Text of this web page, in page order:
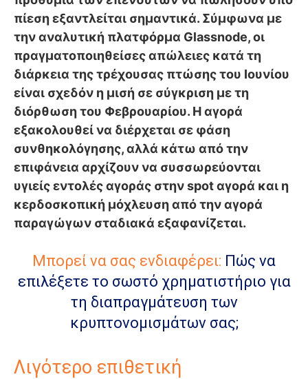
πίεση εξαντλείται σημαντικά. Σύμφωνα με
την αναλυτική πλατφόρμα Glassnode, οι
πραγματοποιηθείσες απώλειες κατά τη
διάρκεια της τρέχουσας πτώσης του Ιουνίου
είναι σχεδόν η μισή σε σύγκριση με τη
διόρθωση του Φεβρουαρίου. Η αγορά
εξακολουθεί να διέρχεται σε φάση
συνθηκολόγησης, αλλά κάτω από την
επιφάνεια αρχίζουν να συσσωρεύονται
υγιείς εντολές αγοράς στην spot αγορά και η
κερδοσκοπική μόχλευση από την αγορά
παραγώγων σταδιακά εξαφανίζεται.
Μπορεί να σας ενδιαφέρει: Πώς να
επιλέξετε το σωστό χρηματιστήριο για
τη διαπραγμάτευση των
κρυπτονομισμάτων σας;
Λιγότερο επιθετική